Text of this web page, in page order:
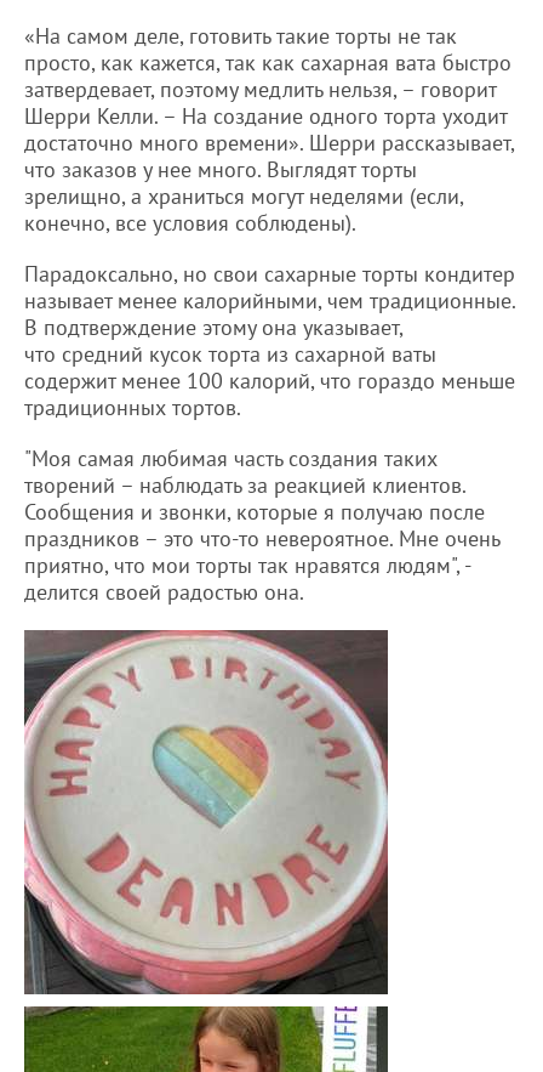
«На самом деле, готовить такие торты не так
просто, как кажется, так как сахарная вата быстро
затвердевает, поэтому медлить нельзя, – говорит
Шерри Келли. – На создание одного торта уходит
достаточно много времени». Шерри рассказывает,
что заказов у нее много. Выглядят торты
зрелищно, а храниться могут неделями (если,
конечно, все условия соблюдены).
Парадоксально, но свои сахарные торты кондитер
называет менее калорийными, чем традиционные.
В подтверждение этому она указывает,
что средний кусок торта из сахарной ваты
содержит менее 100 калорий, что гораздо меньше
традиционных тортов.
"Моя самая любимая часть создания таких
творений – наблюдать за реакцией клиентов.
Сообщения и звонки, которые я получаю после
праздников – это что-то невероятное. Мне очень
приятно, что мои торты так нравятся людям", -
делится своей радостью она.